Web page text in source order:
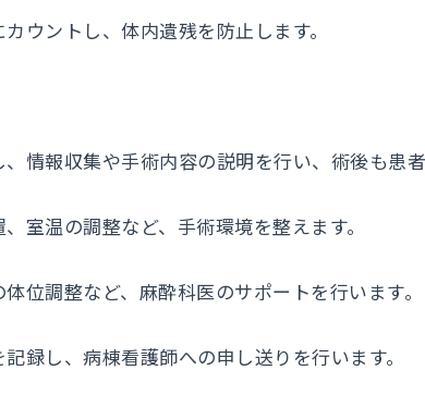
ウントし、体内遺残を防止します。
情報収集や手術内容の説明を行い、術後も患者
室温の調整など、手術環境を整えます。
位調整など、麻酔科医のサポートを行います。
録し、病棟看護師への申し送りを行います。